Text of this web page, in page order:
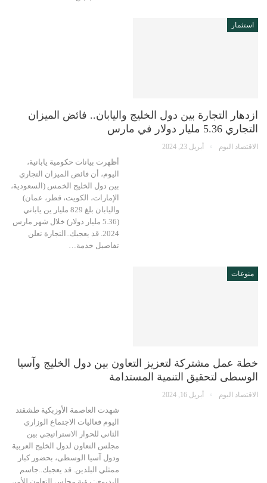
استثمار
ازدهار التجارة بين دول الخليج واليابان.. فائض الميزان
التجاري 5.36 مليار دولار في مارس
الاقتصاد اليوم أبريل 23, 2024
أظهرت بيانات حكومية يابانية،
اليوم، أن فائض الميزان التجاري
بين دول الخليج الخمس (السعودية،
الإمارات، الكويت، قطر، عمان)
واليابان بلغ 829 مليار ين ياباني
(5.36 مليار دولار) خلال شهر مارس
2024. قد يعجبك..التجارة تعلن
تفاصيل خدمة…
منوعات
خطة عمل مشتركة لتعزيز التعاون بين دول الخليج وآسيا
الوسطى لتحقيق التنمية المستدامة
الاقتصاد اليوم أبريل 16, 2024
شهدت العاصمة الأوزبكية طشقند
اليوم فعاليات الاجتماع الوزاري
الثاني للحوار الاستراتيجي بين
مجلس التعاون لدول الخليج العربية
ودول آسيا الوسطى، بحضور كبار
ممثلي البلدين. قد يعجبك..جاسم